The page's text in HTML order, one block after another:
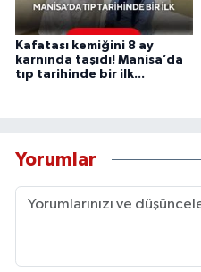
Kafatası kemiğini 8 ay
karnında taşıdı! Manisa’da
tıp tarihinde bir ilk...
Yorumlar